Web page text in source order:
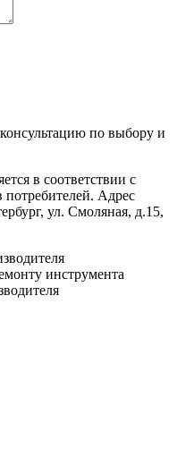
по выбору и
в соответствии с
Адрес
ул. Смоляная, д.15,
инструмента